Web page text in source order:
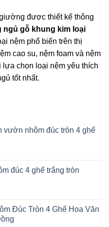
được thiết kế thông
ngủ gỗ khung kim loại
nệm phổ biến trên thị
cao su, nệm foam và nệm
lựa chọn loại nệm yêu thích
tốt nhất.
vườn nhôm đúc tròn 4 ghế
đúc 4 ghế trắng tròn
Đúc Tròn 4 Ghế Hoa Văn